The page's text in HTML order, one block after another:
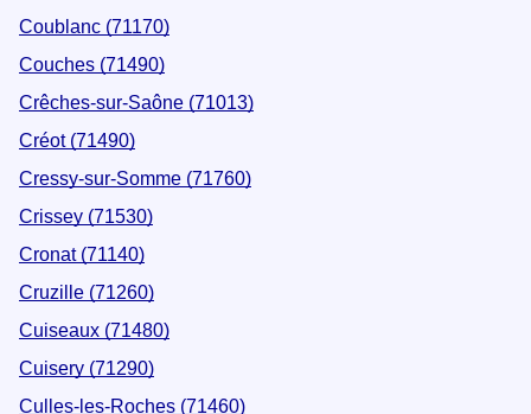
Coublanc (71170)
Couches (71490)
Crêches-sur-Saône (71013)
Créot (71490)
Cressy-sur-Somme (71760)
Crissey (71530)
Cronat (71140)
Cruzille (71260)
Cuiseaux (71480)
Cuisery (71290)
Culles-les-Roches (71460)